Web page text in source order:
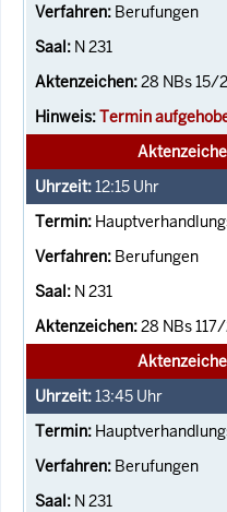
Berufungen
N 231
28 NBs 15/
Termin
12:15 Uhr
Berufungen
N 231
28 NBs
13:45 Uhr
Berufungen
N 231